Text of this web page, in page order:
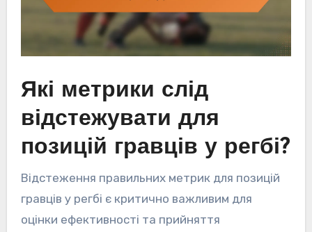
Які метрики слід
відстежувати для
позицій гравців у регбі?
Відстеження правильних метрик для позицій
гравців у регбі є критично важливим для
оцінки ефективності та прийняття